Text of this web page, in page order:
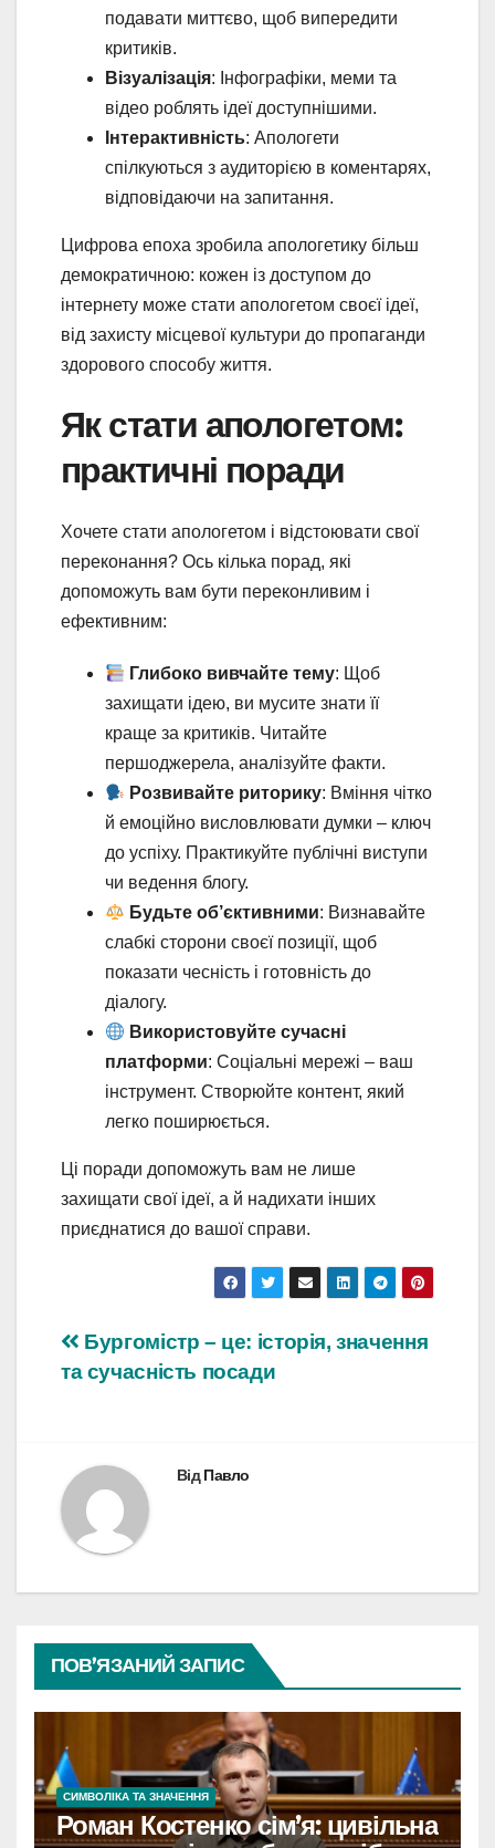
подавати миттєво, щоб випередити
критиків.
Візуалізація: Інфографіки, меми та
відео роблять ідеї доступнішими.
Інтерактивність: Апологети
спілкуються з аудиторією в коментарях,
відповідаючи на запитання.
Цифрова епоха зробила апологетику більш
демократичною: кожен із доступом до
інтернету може стати апологетом своєї ідеї,
від захисту місцевої культури до пропаганди
здорового способу життя.
Як стати апологетом:
практичні поради
Хочете стати апологетом і відстоювати свої
переконання? Ось кілька порад, які
допоможуть вам бути переконливим і
ефективним:
Глибоко вивчайте тему: Щоб
захищати ідею, ви мусите знати її
краще за критиків. Читайте
першоджерела, аналізуйте факти.
Розвивайте риторику: Вміння чітко
й емоційно висловлювати думки – ключ
до успіху. Практикуйте публічні виступи
чи ведення блогу.
Будьте об’єктивними: Визнавайте
слабкі сторони своєї позиції, щоб
показати чесність і готовність до
діалогу.
Використовуйте сучасні
платформи: Соціальні мережі – ваш
інструмент. Створюйте контент, який
легко поширюється.
Ці поради допоможуть вам не лише
захищати свої ідеї, а й надихати інших
приєднатися до вашої справи.
Навігація
записів
Бургомістр – це: історія, значення
та сучасність посади
ВідПавло
ПОВ’ЯЗАНИЙ ЗАПИС
СИМВОЛІКА ТА ЗНАЧЕННЯ
Роман Костенко сім’я: цивільна